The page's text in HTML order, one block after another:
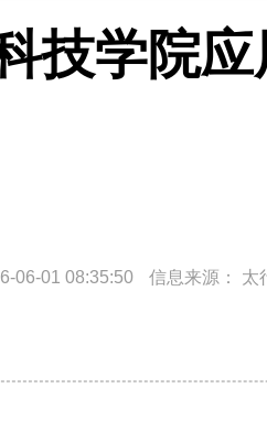
技学院
06-01 08:35:50 信息来源： 太